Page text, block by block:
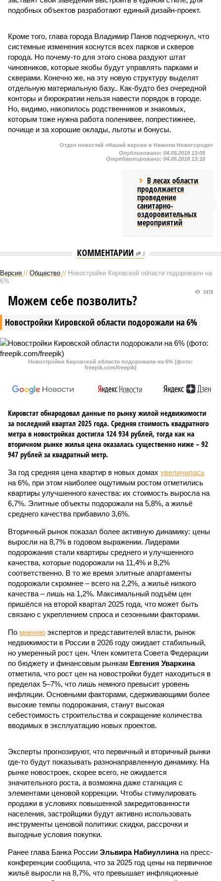
подобных объектов разработают единый дизайн-проект.
Кроме того, глава города Владимир Панов подчеркнул, что
системные изменения коснутся всех парков и скверов
города. Но почему-то для этого снова раздуют штат
чиновников, которые якобы будут управлять парками и
скверами. Конечно же, на эту новую структуру выделят
отдельную материальную базу.. Как-будто без очередной
конторы и бюрократии нельзя навести порядок в городе.
Но, видимо, накопилось родственников и знакомых,
которым тоже нужна работа поленивее, попрестижнее,
почище и за хорошие оклады, льготы и бонусы.
Отдел новостей «Нашей версии в Нижнем Новогороде»
Опубликовано: 04.05.2018 13:05
Отредактировано: 04.05.2018 13:18
В лесах области
продолжается
проведение
санитарно-
оздоровительных
мероприятий
КОММЕНТАРИИ 0
Версия // Общество // Новостройки Кировской области подорожали на
6%
Новостройки Кировской области подорожали на 6%
5478
Можем себе позволить?
Новостройки Кировской области подорожали на 6% (фото:
freepik.com/freepik)
Кировстат обнародовал данные по рынку жилой недвижимости
за последний квартал 2025 года. Средняя стоимость квадратного
метра в новостройках достигла 124 934 рублей, тогда как на
вторичном рынке жилья цена оказалась существенно ниже – 92
947 рублей за квадратный метр.
За год средняя цена квартир в новых домах увеличилась
на 6%, при этом наиболее ощутимым ростом отметились
квартиры улучшенного качества: их стоимость выросла на
6,7%. Элитные объекты подорожали на 5,8%, а жильё
среднего качества прибавило 3,6%.
Вторичный рынок показал более активную динамику: цены
выросли на 8,7% в годовом выражении. Лидерами
подорожания стали квартиры среднего и улучшенного
качества, которые подорожали на 11,4% и 8,2%
соответственно. В то же время элитные апартаменты
подорожали скромнее – всего на 2,2%, а жильё низкого
качества – лишь на 1,2%. Максимальный подъём цен
пришёлся на второй квартал 2025 года, что может быть
связано с укреплением спроса и сезонными факторами.
По мнению экспертов и представителей власти, рынок
недвижимости в России в 2026 году ожидает стабильный,
но умеренный рост цен. Член комитета Совета Федерации
по бюджету и финансовым рынкам Евгения Уваркина
отметила, что рост цен на новостройки будет находиться в
пределах 5–7%, что лишь немного превысит уровень
инфляции. Основными факторами, сдерживающими более
высокие темпы подорожания, станут высокая
себестоимость строительства и сокращение количества
вводимых в эксплуатацию новых проектов.
Эксперты прогнозируют, что первичный и вторичный рынки
где-то будут показывать разнонаправленную динамику. На
рынке новостроек, скорее всего, не ожидается
значительного роста, а возможна даже стагнация с
элементами ценовой коррекции. Чтобы стимулировать
продажи в условиях повышенной закредитованности
населения, застройщики будут активно использовать
инструменты ценовой политики: скидки, рассрочки и
выгодные условия покупки.
Ранее глава Банка России Эльвира Набиуллинана пресс-
конференции сообщила, что за 2025 год цены на первичное
жильё выросли на 8,7%, что превышает инфляционные